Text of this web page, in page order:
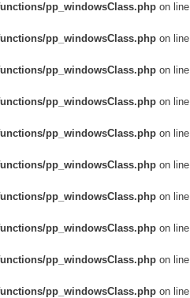
pp_windowsClass.phpon line
pp_windowsClass.phpon line
pp_windowsClass.phpon line
pp_windowsClass.phpon line
pp_windowsClass.phpon line
pp_windowsClass.phpon line
pp_windowsClass.phpon line
pp_windowsClass.phpon line
pp_windowsClass.phpon line
pp_windowsClass.phpon line